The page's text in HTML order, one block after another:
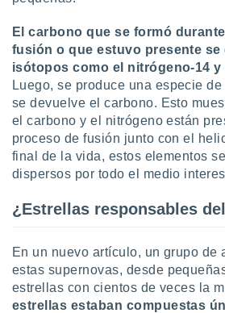
El carbono que se formó
fusión o que estuvo presente
isótopos como el nitrógeno-14 y
Luego, se produce una especie
se devuelve el carbono. Esto
el carbono y el nitrógeno están
proceso de fusión junto con el
final de la vida, estos elementos
dispersos por todo el medio
¿Estrellas responsables
En un nuevo artículo, un grupo de
estas supernovas, desde
estrellas con cientos de veces la
estrellas estaban compuestas